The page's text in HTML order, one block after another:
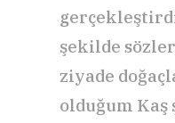
şekilde
ziyade
olduğum Kaş